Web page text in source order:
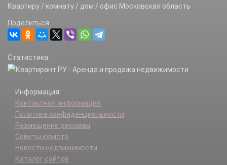
Квартиру / комнату / дом / офис Московская область
Поделиться:
Статистика:
Информация:
Контактная информация
Политика конфиденциальности
Размещение рекламы
Советы юриста
Новости недвижимости
Каталог сайтов